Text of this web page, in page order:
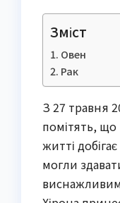
Зміст
Овен
Рак
З 27 травня
помітять, що
житті
могли